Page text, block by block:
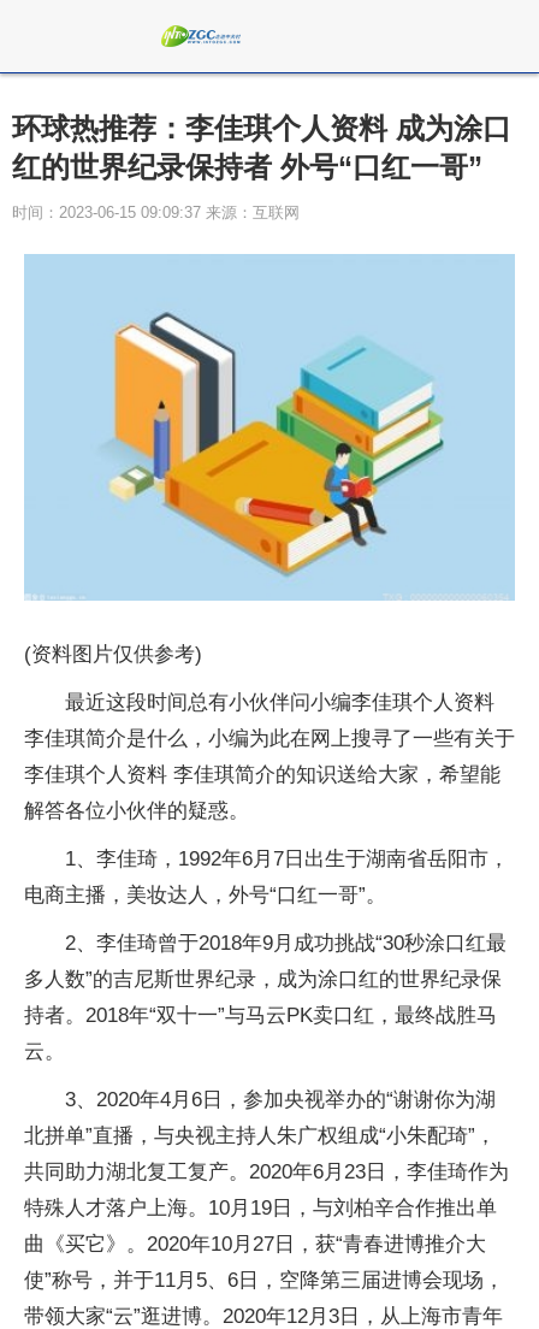
环球热推荐：李佳琪个人资料 成为涂口
红的世界纪录保持者 外号“口红一哥”
时间：2023-06-15 09:09:37 来源：互联网
(资料图片仅供参考)
最近这段时间总有小伙伴问小编李佳琪个人资料
李佳琪简介是什么，小编为此在网上搜寻了一些有关于
李佳琪个人资料 李佳琪简介的知识送给大家，希望能
解答各位小伙伴的疑惑。
1、李佳琦，1992年6月7日出生于湖南省岳阳市，
电商主播，美妆达人，外号“口红一哥”。
2、李佳琦曾于2018年9月成功挑战“30秒涂口红最
多人数”的吉尼斯世界纪录，成为涂口红的世界纪录保
持者。2018年“双十一”与马云PK卖口红，最终战胜马
云。
3、2020年4月6日，参加央视举办的“谢谢你为湖
北拼单”直播，与央视主持人朱广权组成“小朱配琦”，
共同助力湖北复工复产。2020年6月23日，李佳琦作为
特殊人才落户上海。10月19日，与刘柏辛合作推出单
曲《买它》。2020年10月27日，获“青春进博推介大
使”称号，并于11月5、6日，空降第三届进博会现场，
带领大家“云”逛进博。2020年12月3日，从上海市青年